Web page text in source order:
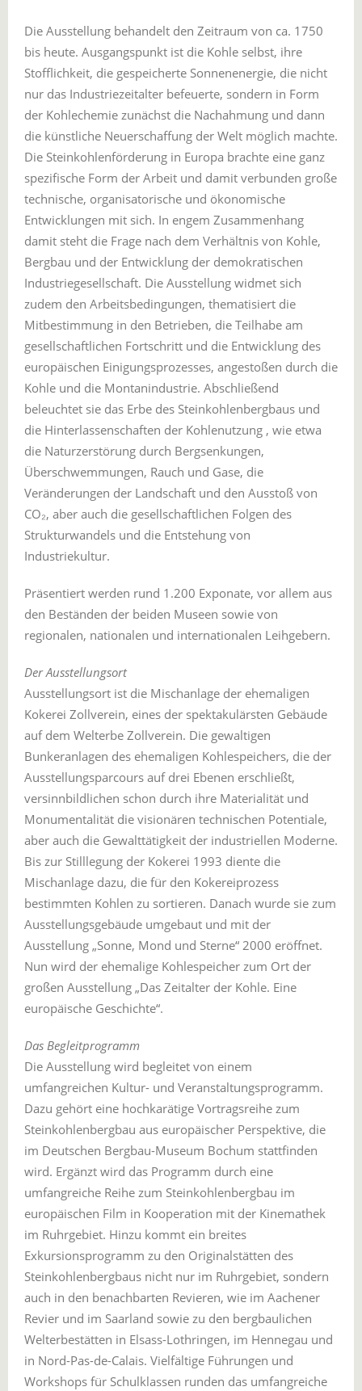
Die Ausstellung behandelt den Zeitraum von ca. 1750
bis heute. Ausgangspunkt ist die Kohle selbst, ihre
Stofflichkeit, die gespeicherte Sonnenenergie, die nicht
nur das Industriezeitalter befeuerte, sondern in Form
der Kohlechemie zunächst die Nachahmung und dann
die künstliche Neuerschaffung der Welt möglich machte.
Die Steinkohlenförderung in Europa brachte eine ganz
spezifische Form der Arbeit und damit verbunden große
technische, organisatorische und ökonomische
Entwicklungen mit sich. In engem Zusammenhang
damit steht die Frage nach dem Verhältnis von Kohle,
Bergbau und der Entwicklung der demokratischen
Industriegesellschaft. Die Ausstellung widmet sich
zudem den Arbeitsbedingungen, thematisiert die
Mitbestimmung in den Betrieben, die Teilhabe am
gesellschaftlichen Fortschritt und die Entwicklung des
europäischen Einigungsprozesses, angestoßen durch die
Kohle und die Montanindustrie. Abschließend
beleuchtet sie das Erbe des Steinkohlenbergbaus und
die Hinterlassenschaften der Kohlenutzung , wie etwa
die Naturzerstörung durch Bergsenkungen,
Überschwemmungen, Rauch und Gase, die
Veränderungen der Landschaft und den Ausstoß von
CO₂, aber auch die gesellschaftlichen Folgen des
Strukturwandels und die Entstehung von
Industriekultur.
Präsentiert werden rund 1.200 Exponate, vor allem aus
den Beständen der beiden Museen sowie von
regionalen, nationalen und internationalen Leihgebern.
Der Ausstellungsort
Ausstellungsort ist die Mischanlage der ehemaligen
Kokerei Zollverein, eines der spektakulärsten Gebäude
auf dem Welterbe Zollverein. Die gewaltigen
Bunkeranlagen des ehemaligen Kohlespeichers, die der
Ausstellungsparcours auf drei Ebenen erschließt,
versinnbildlichen schon durch ihre Materialität und
Monumentalität die visionären technischen Potentiale,
aber auch die Gewalttätigkeit der industriellen Moderne.
Bis zur Stilllegung der Kokerei 1993 diente die
Mischanlage dazu, die für den Kokereiprozess
bestimmten Kohlen zu sortieren. Danach wurde sie zum
Ausstellungsgebäude umgebaut und mit der
Ausstellung „Sonne, Mond und Sterne“ 2000 eröffnet.
Nun wird der ehemalige Kohlespeicher zum Ort der
großen Ausstellung „Das Zeitalter der Kohle. Eine
europäische Geschichte“.
Das Begleitprogramm
Die Ausstellung wird begleitet von einem
umfangreichen Kultur- und Veranstaltungsprogramm.
Dazu gehört eine hochkarätige Vortragsreihe zum
Steinkohlenbergbau aus europäischer Perspektive, die
im Deutschen Bergbau-Museum Bochum stattfinden
wird. Ergänzt wird das Programm durch eine
umfangreiche Reihe zum Steinkohlenbergbau im
europäischen Film in Kooperation mit der Kinemathek
im Ruhrgebiet. Hinzu kommt ein breites
Exkursionsprogramm zu den Originalstätten des
Steinkohlenbergbaus nicht nur im Ruhrgebiet, sondern
auch in den benachbarten Revieren, wie im Aachener
Revier und im Saarland sowie zu den bergbaulichen
Welterbestätten in Elsass-Lothringen, im Hennegau und
in Nord-Pas-de-Calais. Vielfältige Führungen und
Workshops für Schulklassen runden das umfangreiche